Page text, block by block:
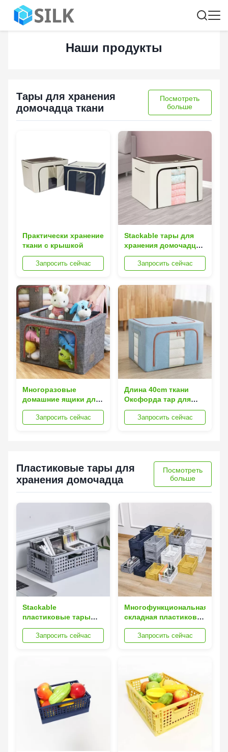
Наши продукты
Тары для хранения
домочадца ткани
Посмотреть
больше
Практически хранение
ткани с крышкой
Запросить сейчас
Stackable тары для
хранения домочадца
ткани
Запросить сейчас
Многоразовые
домашние ящики для
хранения с крышкой
Запросить сейчас
Длина 40cm ткани
Оксфорда тар для
хранения домочадца
хлопко-бумажной
Запросить сейчас
Пластиковые тары для
хранения домочадца
Посмотреть
больше
Stackable
пластиковые тары
для хранения
домочадца
Запросить сейчас
Многофункциональная
складная пластиковая
корзина
Запросить сейчас